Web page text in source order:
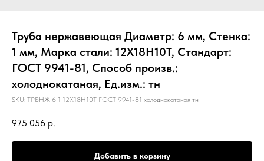
Труба нержавеющая Диаметр: 6 мм, Стенка:
1 мм, Марка стали: 12Х18Н10Т, Стандарт:
ГОСТ 9941-81, Способ произв.:
холоднокатаная, Ед.изм.: тн
SKU: ТРБНЖ 6 1 12Х18Н10Т ГОСТ 9941-81 холоднокатаная тн
975 056 р.
Добавить в корзину